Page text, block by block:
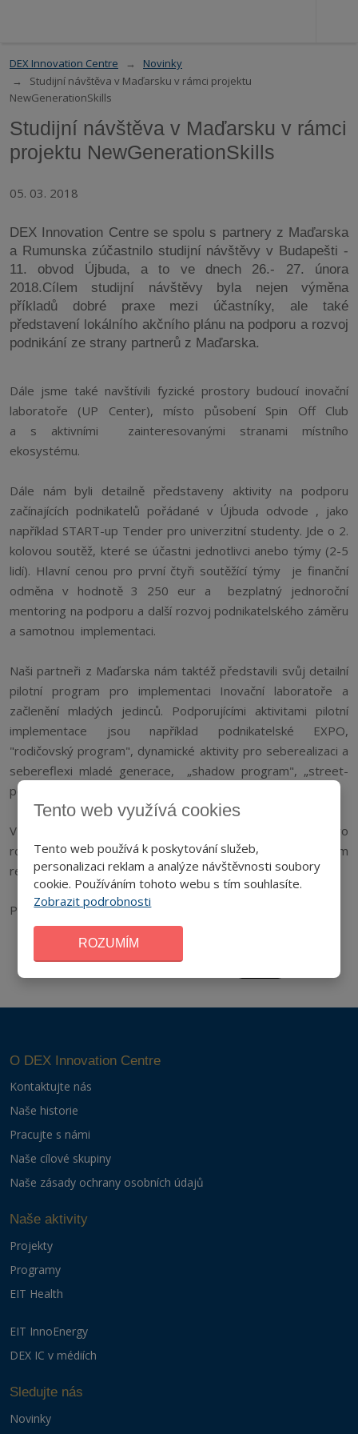
DEX Innovation Centre
Novinky
Studijní návštěva v Maďarsku v rámci projektu
NewGenerationSkills
Studijní návštěva v Maďarsku v rámci
projektu NewGenerationSkills
05. 03. 2018
DEX Innovation Centre se spolu s partnery z Maďarska
a Rumunska zúčastnilo studijní návštěvy v Budapešti -
11. obvod Újbuda, a to ve dnech 26.- 27. února
2018.Cílem studijní návštěvy byla nejen výměna
příkladů dobré praxe mezi účastníky, ale také
představení lokálního akčního plánu na podporu a rozvoj
podnikání ze strany partnerů z Maďarska.
Dále jsme také navštívili fyzické prostory budoucí inovační
laboratoře (UP Center), místo působení Spin Off Club
a s aktivními zainteresovanými stranami místního
ekosystému.
Dále nám byli detailně představeny aktivity na podporu
začínajících podnikatelů pořádané v Újbuda odvode , jako
například START-up Tender pro univerzitní studenty. Jde o 2.
kolovou soutěž, které se účastni jednotlivci anebo týmy (2-5
lidí). Hlavní cenou pro první čtyři soutěžící týmy je finanční
odměna v hodnotě 3 250 eur a bezplatný jednoroční
mentoring na podporu a další rozvoj podnikatelského záměru
a samotnou implementaci.
Naši partneři z Maďarska nám taktéž představili svůj detailní
pilotní program pro implementaci Inovační laboratoře a
začlenění mladých jedinců. Podporujícími aktivitami pilotní
implementace jsou například podnikatelské EXPO,
"rodičovský program", dynamické aktivity pro seberealizaci a
sebereflexi mladé generace, „shadow program", „street-
pouliční" aktivity, a jiné.
V Maďarsku jsme získali komplexní informace a nápady pro
rozvoj podnikatelského prostředí v našem Libereckém
regionu.
Projekt je spolufinancován Evropskou unií (ERDF,IPA).
O DEX Innovation Centre
Kontaktujte nás
Naše historie
Pracujte s námi
Naše cílové skupiny
Naše zásady ochrany osobních údajů
Naše aktivity
Projekty
Programy
EIT Health
EIT InnoEnergy
DEX IC v médiích
Sledujte nás
Novinky
Tento web využívá cookies
Tento web používá k poskytování služeb,
personalizaci reklam a analýze návštěvnosti soubory
cookie. Používáním tohoto webu s tím souhlasíte.
Zobrazit podrobnosti
ROZUMÍM